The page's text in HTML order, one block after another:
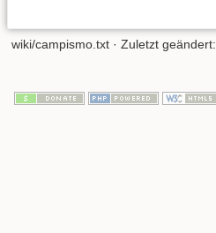
wiki/campismo.txt · Zuletzt geändert: